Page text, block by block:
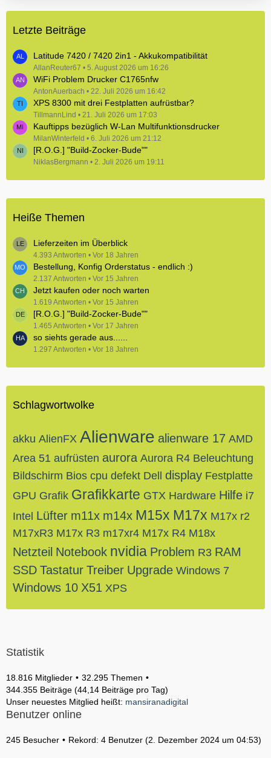
r
g
i
ä
g
e
e
e
i
t
r
ä
g
e
Letzte Beiträge
Latitude 7420 / 7420 2in1 - Akkukompatibilität
AllanReuter67 5. August 2026 um 16:26
WiFi Problem Drucker C1765nfw
AntonAuerbach 22. Juli 2026 um 16:42
XPS 8300 mit drei Festplatten aufrüstbar?
TillmannLind 21. Juli 2026 um 17:03
Kauftipps bezüglich W-Lan Multifunktionsdrucker
MilanWinterfeld 6. Juli 2026 um 21:12
[R.O.G.] "Build-Zocker-Bude""
NiklasBergmann 2. Juli 2026 um 19:11
Heiße Themen
Lieferzeiten im Überblick
4.393 Antworten Vor 18 Jahren
Bestellung, Konfig Orderstatus - endlich :)
2.137 Antworten Vor 15 Jahren
Jetzt kaufen oder noch warten
1.619 Antworten Vor 15 Jahren
[R.O.G.] "Build-Zocker-Bude""
1.465 Antworten Vor 17 Jahren
so siehts gerade aus......
1.297 Antworten Vor 18 Jahren
Schlagwortwolke
akku AlienFX Alienware alienware 17 AMD
Area 51 aufrüsten aurora Aurora R4 Beleuchtung
Bildschirm Bios cpu defekt Dell display Festplatte
GPU Grafik Grafikkarte GTX Hardware Hilfe i7
Intel Lüfter m11x m14x M15x M17x M17x r2
M17xR3 M17x R3 m17xr4 M17x R4 M18x
Netzteil Notebook nvidia Problem R3 RAM
SSD Tastatur Treiber Upgrade Windows 7
Windows 10 X51 XPS
Statistik
18.816 Mitglieder
32.295 Themen
344.355 Beiträge (44,14 Beiträge pro Tag)
Unser neuestes Mitglied heißt: mansiranadigital
Benutzer online
245 Besucher Rekord: 4 Benutzer (2. Dezember 2024 um 04:53)